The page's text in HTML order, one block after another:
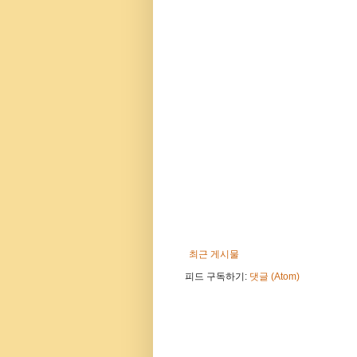
최근 게시물
피드 구독하기: 댓글 (Atom)